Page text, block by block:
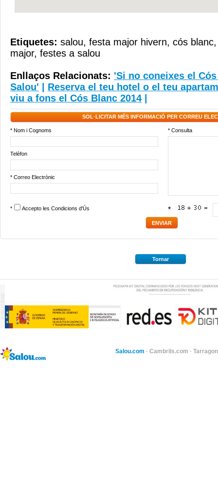
Etiquetes: salou, festa major hivern, cós blanc
major, festes a salou
Enllaços Relacionats: 'Si no coneixes el
Salou'
Reserva el teu hotel o el teu
viu a fons el Cós Blanc 2014
SOL·LICITAR MÉS INFORMACIÓ PER CORREU
* Nom i Cognoms * Consulta
Telèfon
* Correo Electrònic
* Accepto les Condicions d'Ús *
Tornar
Salou.com · Cambrils.com ·